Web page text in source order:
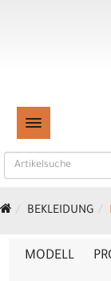
TOGGLE
BEKLEIDUNG
MODELL